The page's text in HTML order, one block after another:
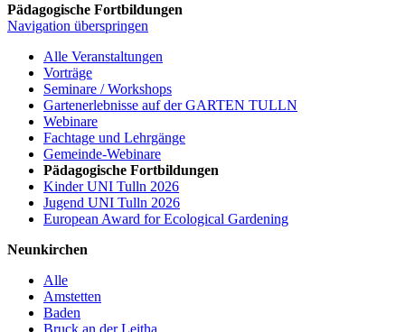
Pädagogische Fortbildungen
Navigation überspringen
Alle Veranstaltungen
Vorträge
Seminare / Workshops
Gartenerlebnisse auf der GARTEN TULLN
Webinare
Fachtage und Lehrgänge
Gemeinde-Webinare
Pädagogische Fortbildungen
Kinder UNI Tulln 2026
Jugend UNI Tulln 2026
European Award for Ecological Gardening
Neunkirchen
Alle
Amstetten
Baden
Bruck an der Leitha